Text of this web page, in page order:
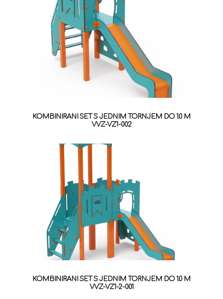
KOMBINIRANI SET S JEDNIM TORNJEM DO 1.0 M
VVZ-VZ1-002
KOMBINIRANI SET S JEDNIM TORNJEM DO 1.0 M
VVZ-VZ1-2-001